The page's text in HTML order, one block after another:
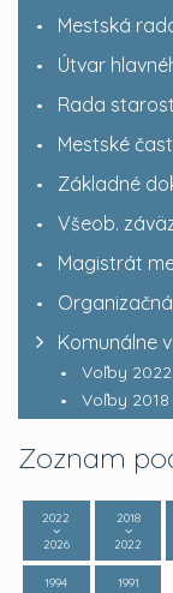
Mestská
Útvar
Rada
Mestské
Základné
Všeob.
Magistrát
Komunálne
Voľby 2022
Voľby 2018
Zoznam
2022
2026
2018
2022
1994
1991